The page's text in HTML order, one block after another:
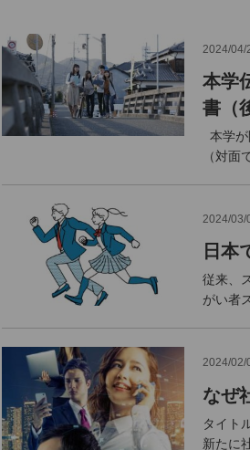
2024/04/
本学
書（
本学
（対面
2024/03/
日本
従来、
がい者
2024/02/
なぜ
タイト
新たに